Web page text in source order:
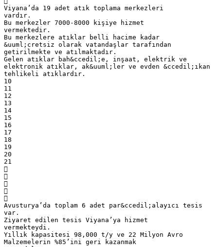
Viyana’da 19 adet atık toplama merkezleri
vardır.
Bu merkezler 7000-8000 kişiye hizmet
vermektedir.
Bu merkezlere atıklar belli hacime kadar
&uuml;cretsiz olarak vatandaşlar tarafından
getirilmekte ve atılmaktadır.
Gelen atıklar bah&ccedil;e, inşaat, elektrik ve
elektronik atıklar, ak&uuml;ler ve evden &ccedil;ıkan
tehlikeli atıklardır.
10
11
12
13
14
15
16
17
18
19
20
21





Avusturya’da toplam 6 adet par&ccedil;alayıcı tesis
var.
Ziyaret edilen tesis Viyana’ya hizmet
vermekteydi.
Yıllık kapasitesi 98,000 t/y ve 22 Milyon Avro
Malzemelerin %85’ini geri kazanmak